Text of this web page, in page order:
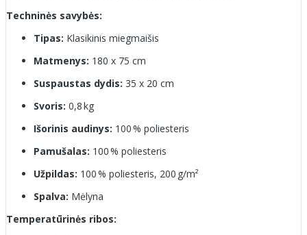
Techninės savybės:
Tipas: Klasikinis miegmaišis
Matmenys: 180 x 75 cm
Suspaustas dydis: 35 x 20 cm
Svoris: 0,8 kg
Išorinis audinys: 100 % poliesteris
Pamušalas: 100 % poliesteris
Užpildas: 100 % poliesteris, 200 g/m²
Spalva: Mėlyna
Temperatūrinės ribos: